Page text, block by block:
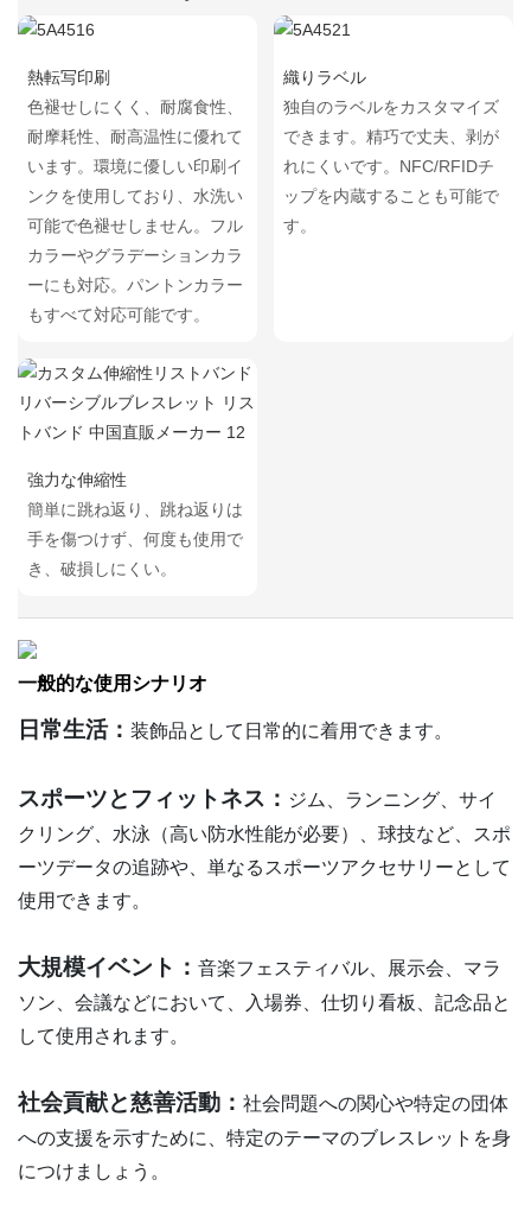
熱転写印刷
色褪せしにくく、耐腐食性、
耐摩耗性、耐高温性に優れて
います。環境に優しい印刷イ
ンクを使用しており、水洗い
可能で色褪せしません。フル
カラーやグラデーションカラ
ーにも対応。パントンカラー
もすべて対応可能です。
織りラベル
独自のラベルをカスタマイズ
できます。精巧で丈夫、剥が
れにくいです。NFC/RFIDチ
ップを内蔵することも可能で
す。
強力な伸縮性
簡単に跳ね返り、跳ね返りは
手を傷つけず、何度も使用で
き、破損しにくい。
一般的な使用シナリオ
日常生活： 装飾品として日常的に着用できます。
スポーツとフィットネス： ジム、ランニング、サイ
クリング、水泳（高い防水性能が必要）、球技など、スポ
ーツデータの追跡や、単なるスポーツアクセサリーとして
使用できます。
大規模イベント： 音楽フェスティバル、展示会、マラ
ソン、会議などにおいて、入場券、仕切り看板、記念品と
して使用されます。
社会貢献と慈善活動： 社会問題への関心や特定の団体
への支援を示すために、特定のテーマのブレスレットを身
につけましょう。